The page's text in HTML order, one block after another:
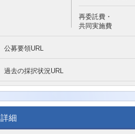
再委託費・
共同実施費
公募要領URL
過去の採択状況URL
詳細